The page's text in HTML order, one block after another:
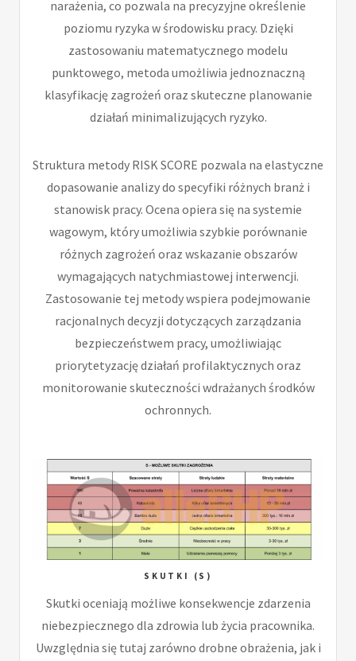
narażenia, co pozwala na precyzyjne określenie
poziomu ryzyka w środowisku pracy. Dzięki
zastosowaniu matematycznego modelu
punktowego, metoda umożliwia jednoznaczną
klasyfikację zagrożeń oraz skuteczne planowanie
działań minimalizujących ryzyko.
Struktura metody RISK SCORE pozwala na elastyczne
dopasowanie analizy do specyfiki różnych branż i
stanowisk pracy. Ocena opiera się na systemie
wagowym, który umożliwia szybkie porównanie
różnych zagrożeń oraz wskazanie obszarów
wymagających natychmiastowej interwencji.
Zastosowanie tej metody wspiera podejmowanie
racjonalnych decyzji dotyczących zarządzania
bezpieczeństwem pracy, umożliwiając
priorytetyzację działań profilaktycznych oraz
monitorowanie skuteczności wdrażanych środków
ochronnych.
SKUTKI (S)
Skutki oceniają możliwe konsekwencje zdarzenia
niebezpiecznego dla zdrowia lub życia pracownika.
Uwzględnia się tutaj zarówno drobne obrażenia, jak i